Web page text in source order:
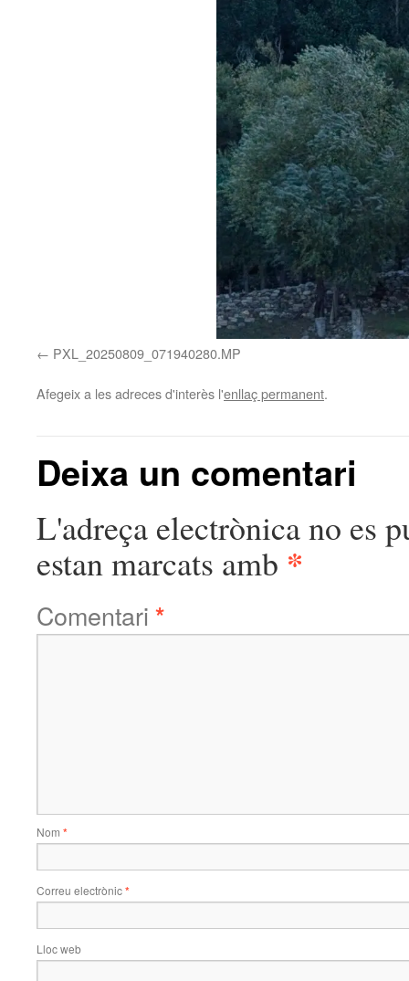
PXL_20250809_071940280.MP
Afegeix a les adreces d'interès l'enllaç permanent.
Deixa un comentari
L'adreça electrònica no es
estan marcats amb *
Comentari *
Nom *
Correu electrònic*
Lloc web